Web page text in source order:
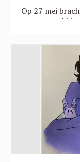
Op 27 mei
samen rond
doorbreek
en zet hun
namiddag vol
perspectieven.